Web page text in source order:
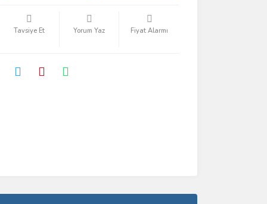
Tavsiye Et Yorum Yaz Fiyat Alarmı